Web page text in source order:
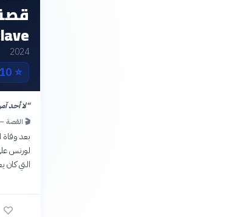
2024
⭐
“لا أحد
🎬 القصة
بعد وفاة
لورنس
التي